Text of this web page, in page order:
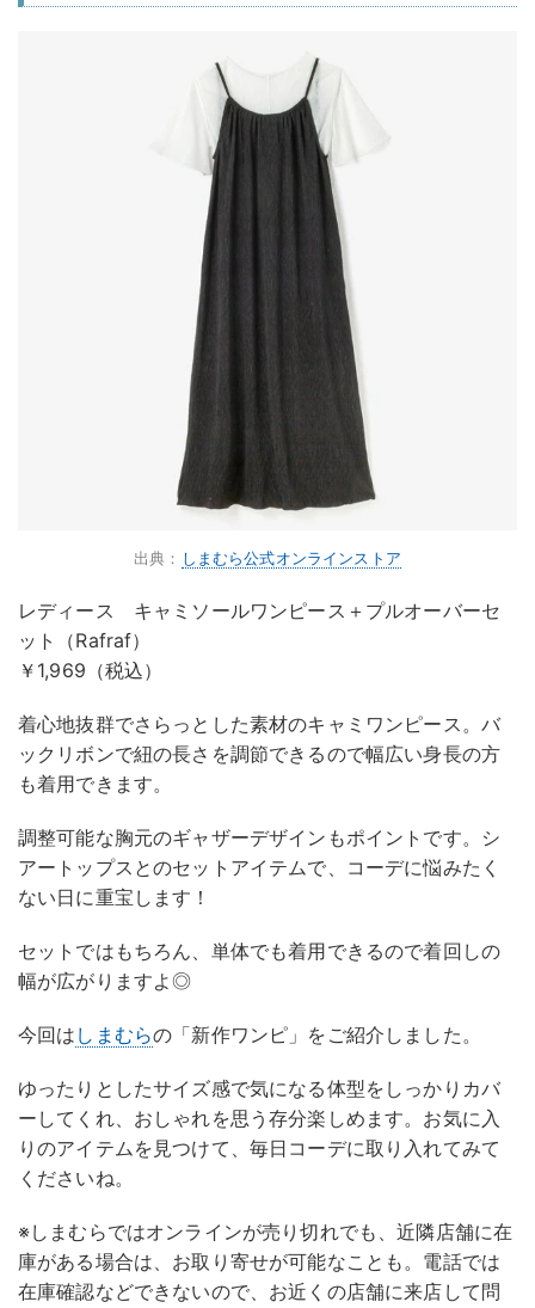
出典： しまむら公式オンラインストア
レディース キャミソールワンピース＋プルオーバーセ
ット（Rafraf）
￥1,969（税込）
着心地抜群でさらっとした素材のキャミワンピース。バ
ックリボンで紐の長さを調節できるので幅広い身長の方
も着用できます。
調整可能な胸元のギャザーデザインもポイントです。シ
アートップスとのセットアイテムで、コーデに悩みたく
ない日に重宝します！
セットではもちろん、単体でも着用できるので着回しの
幅が広がりますよ◎
今回は しまむらの「新作ワンピ」をご紹介しました。
ゆったりとしたサイズ感で気になる体型をしっかりカバ
ーしてくれ、おしゃれを思う存分楽しめます。お気に入
りのアイテムを見つけて、毎日コーデに取り入れてみて
くださいね。
※しまむらではオンラインが売り切れでも、近隣店舗に在
庫がある場合は、お取り寄せが可能なことも。電話では
在庫確認などできないので、お近くの店舗に来店して問